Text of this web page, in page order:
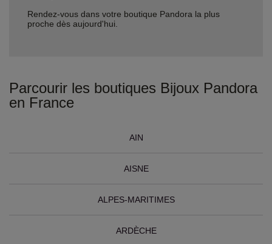
Rendez-vous dans votre boutique Pandora la plus
proche dès aujourd'hui.
Parcourir les boutiques Bijoux Pandora
en France
AIN
AISNE
ALPES-MARITIMES
ARDÈCHE